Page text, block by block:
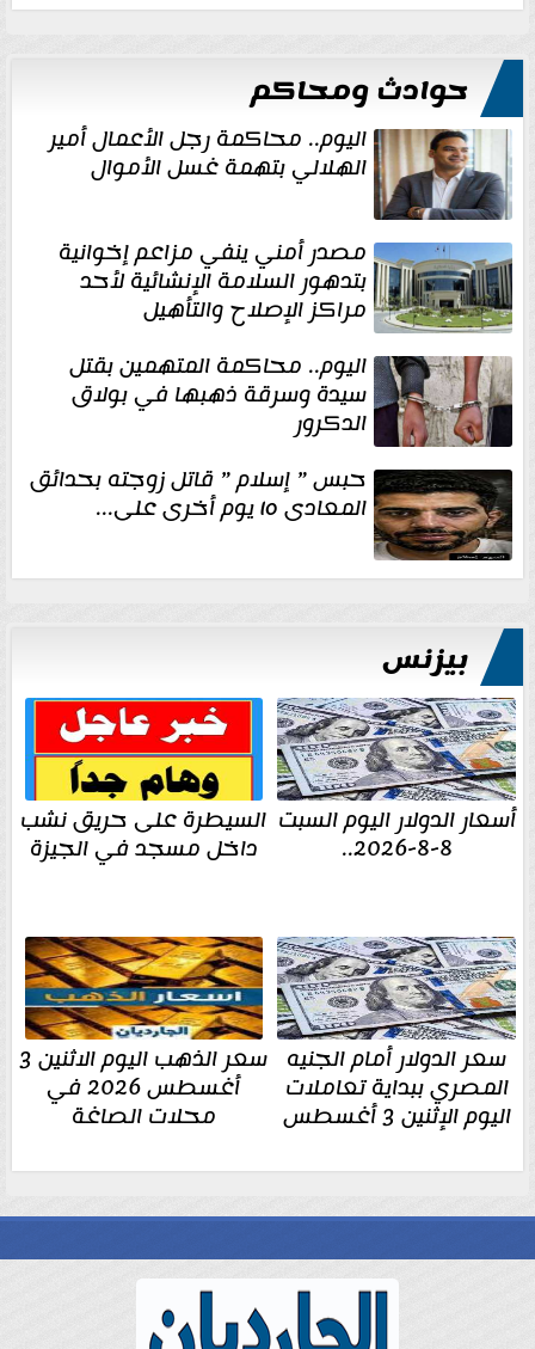
حوادث ومحاكم
اليوم.. محاكمة رجل الأعمال أمير
الهلالي بتهمة غسل الأموال
مصدر أمني ينفي مزاعم إخوانية
بتدهور السلامة الإنشائية لأحد
مراكز الإصلاح والتأهيل
اليوم.. محاكمة المتهمين بقتل
سيدة وسرقة ذهبها في بولاق
الدكرور
حبس ” إسلام ” قاتل زوجته بحدائق
المعادى ١٥ يوم أخرى على...
بيزنس
أسعار الدولار اليوم السبت
8-8-2026..
السيطرة على حريق نشب
داخل مسجد في الجيزة
سعر الدولار أمام الجنيه
المصري ببداية تعاملات
اليوم الإثنين 3 أغسطس
سعر الذهب اليوم الاثنين 3
أغسطس 2026 في
محلات الصاغة